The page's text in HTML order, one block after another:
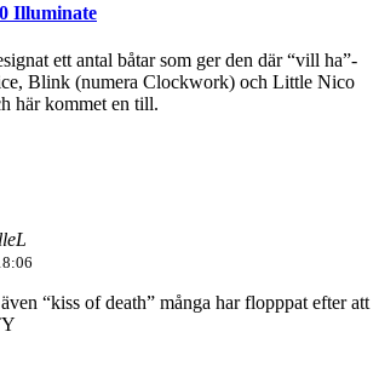
Illuminate
ett antal båtar som ger den där “vill ha”-
Blink (numera Clockwork) och Little Nico
här kommet en till.
“kiss of death” många har flopppat efter att